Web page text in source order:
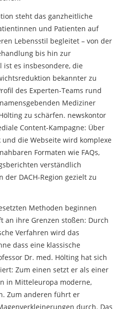
steht das ganzheitliche
und Patienten auf
Lebensstil begleitet – von der
bis hin zur
ist es insbesondere, die
bekannter zu
des Experten-Teams rund
Mediziner
zu schärfen. newskontor
Content-Kampagne: Über
und die Webseite wird komplexe
Formaten wie FAQs,
verständlich
DACH-Region gezielt zu
Methoden beginnen
an ihre Grenzen stoßen: Durch
Verfahren wird das
dass eine klassische
Dr. med. Hölting hat sich
Zum einen setzt er als einer
in Mitteleuropa moderne,
Zum anderen führt er
durch. Das